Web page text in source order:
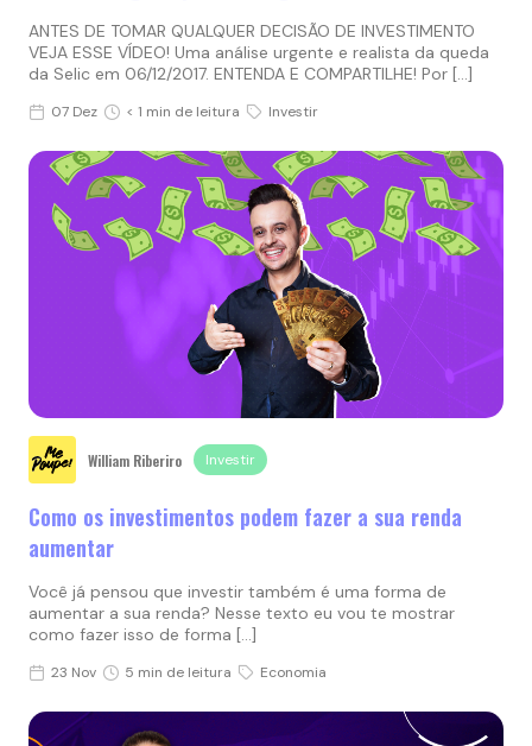
ANTES DE TOMAR QUALQUER DECISÃO DE INVESTIMENTO
VEJA ESSE VÍDEO! Uma análise urgente e realista da queda
da Selic em 06/12/2017. ENTENDA E COMPARTILHE! Por […]
07 Dez < 1 min de leitura Investir
William Riberiro Investir
Como os investimentos podem fazer a sua renda
aumentar
Você já pensou que investir também é uma forma de
aumentar a sua renda? Nesse texto eu vou te mostrar
como fazer isso de forma […]
23 Nov 5 min de leitura Economia